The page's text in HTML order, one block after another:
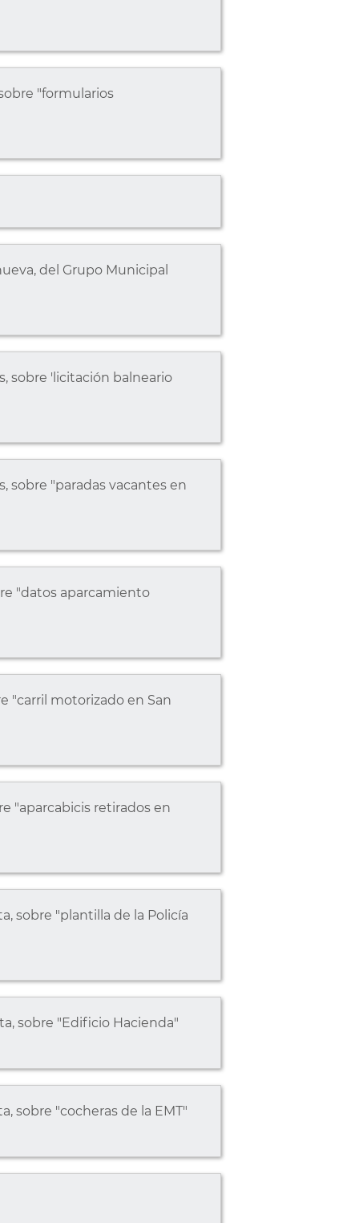
"formularios
del Grupo Municipal
sobre 'licitación balneario
sobre "paradas vacantes en
"datos aparcamiento
"carril motorizado en San
"aparcabicis retirados en
sobre "plantilla de la Policía
sobre "Edificio Hacienda"
sobre "cocheras de la EMT"